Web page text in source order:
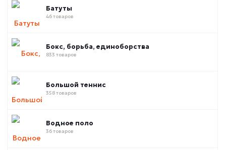
Батуты
46 товаров
Бокс, борьба, единоборства
833 товаров
Большой теннис
358 товаров
Водное поло
36 товаров